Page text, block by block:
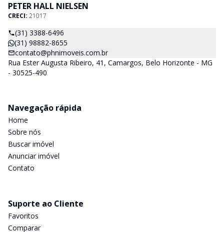
PETER HALL NIELSEN
CRECI: 21017
(31) 3388-6496
(31) 98882-8655
contato@phnimoveis.com.br
Rua Ester Augusta Ribeiro, 41, Camargos, Belo Horizonte - MG
- 30525-490
Navegação rápida
Home
Sobre nós
Buscar imóvel
Anunciar imóvel
Contato
Suporte ao Cliente
Favoritos
Comparar